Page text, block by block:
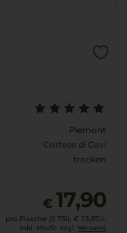
Piemont
Cortese di Gavi
trocken
€ 17,90
pro Flasche (0.75l), € 23,87/L
inkl. MwSt. zzgl. Versand